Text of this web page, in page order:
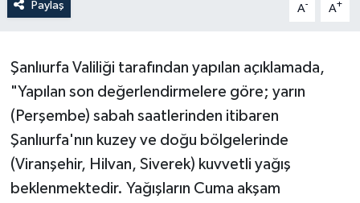
Paylaş A- A+
Şanlıurfa Valiliği tarafından yapılan açıklamada,
"Yapılan son değerlendirmelere göre; yarın
(Perşembe) sabah saatlerinden itibaren
Şanlıurfa'nın kuzey ve doğu bölgelerinde
(Viranşehir, Hilvan, Siverek) kuvvetli yağış
beklenmektedir. Yağışların Cuma akşam